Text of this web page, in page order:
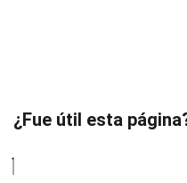
¿Fue útil esta